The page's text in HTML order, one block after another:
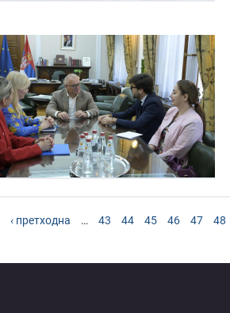
‹ претходна … 43 44 45 46 47 48